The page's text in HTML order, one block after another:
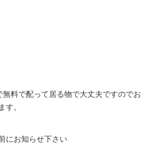
料で配って居る物で大丈夫ですのでお
す。
にお知らせ下さい